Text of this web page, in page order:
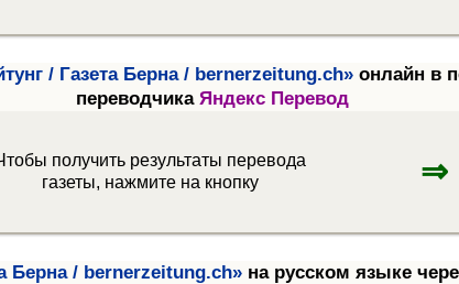
/ Газета Берна / bernerzeitung.ch»онлайн в
переводчика Яндекс Перевод
получить результаты перевода
газеты, нажмите на кнопку
⇒
Берна / bernerzeitung.ch» на русском языке